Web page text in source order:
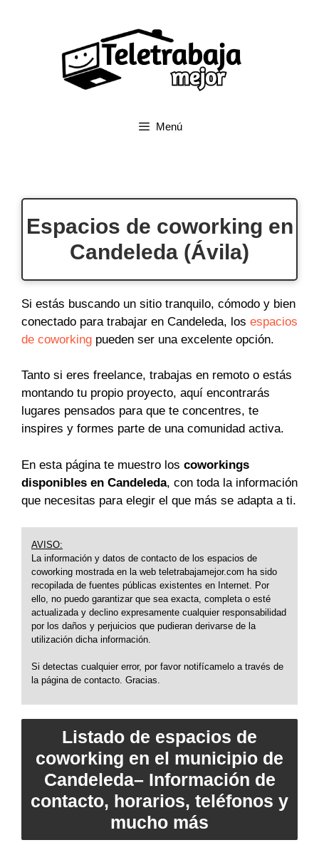
Menú
Espacios de coworking en
Candeleda (Ávila)
Si estás buscando un sitio tranquilo, cómodo y bien
conectado para trabajar en Candeleda, los espacios
de coworking pueden ser una excelente opción.
Tanto si eres freelance, trabajas en remoto o estás
montando tu propio proyecto, aquí encontrarás
lugares pensados para que te concentres, te
inspires y formes parte de una comunidad activa.
En esta página te muestro los coworkings
disponibles en Candeleda, con toda la información
que necesitas para elegir el que más se adapta a ti.
AVISO:
La información y datos de contacto de los espacios de
coworking mostrada en la web teletrabajamejor.com ha sido
recopilada de fuentes públicas existentes en Internet. Por
ello, no puedo garantizar que sea exacta, completa o esté
actualizada y declino expresamente cualquier responsabilidad
por los daños y perjuicios que pudieran derivarse de la
utilización dicha información.
Si detectas cualquier error, por favor notifícamelo a través de
la página de contacto. Gracias.
Listado de espacios de
coworking en el municipio de
Candeleda– Información de
contacto, horarios, teléfonos y
mucho más